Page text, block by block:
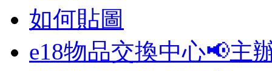
如何貼圖
e18物品交換中心📢主